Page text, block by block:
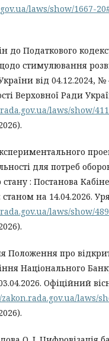
laws/show/1667-
до Податкового
стимулювання
від 04.12.2024,
Верховної Ради
laws/show/
для потреб
: Постанова
станом на 14.04.2026.
laws/show/
Положення про
Національного
Офіційний
laws/